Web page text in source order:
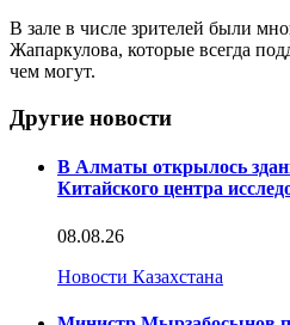
В зале в числе зрителей были
Жапаркулова, которые всегда
чем могут.
Другие новости
В Алматы открылось
Китайского центра
08.08.26
Новости Казахстана